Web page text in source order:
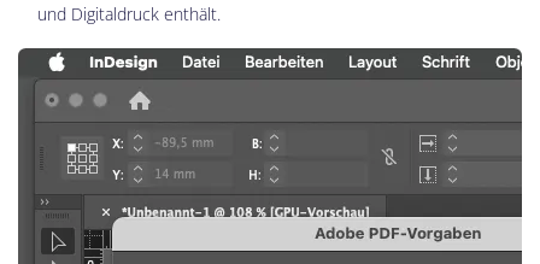
und Digitaldruck enthält.